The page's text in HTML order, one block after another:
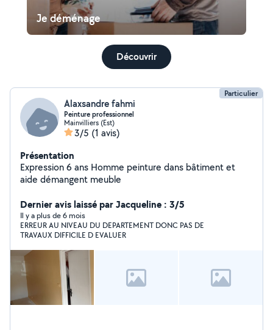
Je déménage
Découvrir
Particulier
Alaxsandre fahmi
Peinture professionnel
Mainvilliers (Est)
3/5 (1 avis)
Présentation
Expression 6 ans Homme peinture dans bâtiment et
aide démangent meuble
Dernier avis laissé par Jacqueline : 3/5
Il y a plus de 6 mois
ERREUR AU NIVEAU DU DEPARTEMENT DONC PAS DE
TRAVAUX DIFFICILE D EVALUER